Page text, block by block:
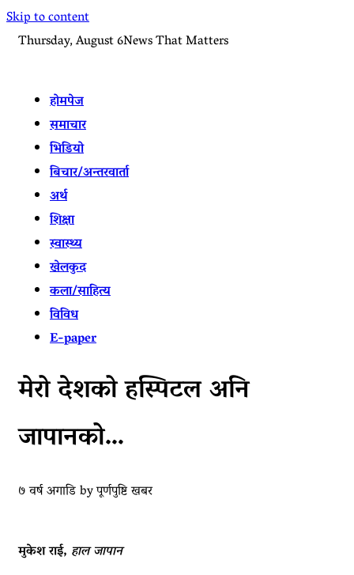
Skip to content
Thursday, August 6News That Matters
होमपेज
समाचार
भिडियो
बिचार/अन्तरवार्ता
अर्थ
शिक्षा
स्वास्थ्य
खेलकुद
कला/साहित्य
विविध
E-paper
मेरो देशको हस्पिटल अनि
जापानको…
७ वर्ष अगाडिbyपूर्णपुष्टि खबर
मुकेश राई, हाल जापान